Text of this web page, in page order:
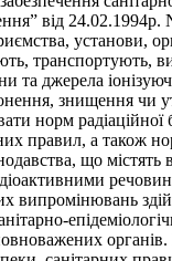
від
установи,
транспортують,
та джерела
знищення чи
норм радіаційної
правил, а також
що містять
випромінювань